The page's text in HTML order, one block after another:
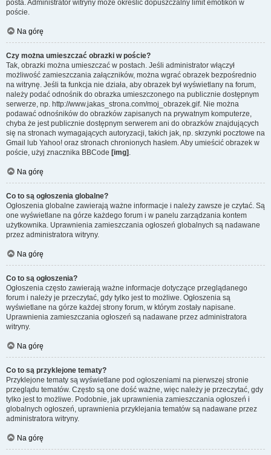
posta. Administrator witryny może określić dopuszczalny limit emotikon w
poście.
Na górę
Czy można umieszczać obrazki w poście?
Tak, obrazki można umieszczać w postach. Jeśli administrator włączył
możliwość zamieszczania załączników, można wgrać obrazek bezpośrednio
na witrynę. Jeśli ta funkcja nie działa, aby obrazek był wyświetlany na forum,
należy podać odnośnik do obrazka umieszczonego na publicznie dostępnym
serwerze, np. http://www.jakas_strona.com/moj_obrazek.gif. Nie można
podawać odnośników do obrazków zapisanych na prywatnym komputerze,
chyba że jest publicznie dostępnym serwerem ani do obrazków znajdujących
się na stronach wymagających autoryzacji, takich jak, np. skrzynki pocztowe na
Gmail lub Yahoo! oraz stronach chronionych hasłem. Aby umieścić obrazek w
poście, użyj znacznika BBCode [img] .
Na górę
Co to są ogłoszenia globalne?
Ogłoszenia globalne zawierają ważne informacje i należy zawsze je czytać. Są
one wyświetlane na górze każdego forum i w panelu zarządzania kontem
użytkownika. Uprawnienia zamieszczania ogłoszeń globalnych są nadawane
przez administratora witryny.
Na górę
Co to są ogłoszenia?
Ogłoszenia często zawierają ważne informacje dotyczące przeglądanego
forum i należy je przeczytać, gdy tylko jest to możliwe. Ogłoszenia są
wyświetlane na górze każdej strony forum, w którym zostały napisane.
Uprawnienia zamieszczania ogłoszeń są nadawane przez administratora
witryny.
Na górę
Co to są przyklejone tematy?
Przyklejone tematy są wyświetlane pod ogłoszeniami na pierwszej stronie
przeglądu tematów. Często są one dość ważne, więc należy je przeczytać, gdy
tylko jest to możliwe. Podobnie, jak uprawnienia zamieszczania ogłoszeń i
globalnych ogłoszeń, uprawnienia przyklejania tematów są nadawane przez
administratora witryny.
Na górę